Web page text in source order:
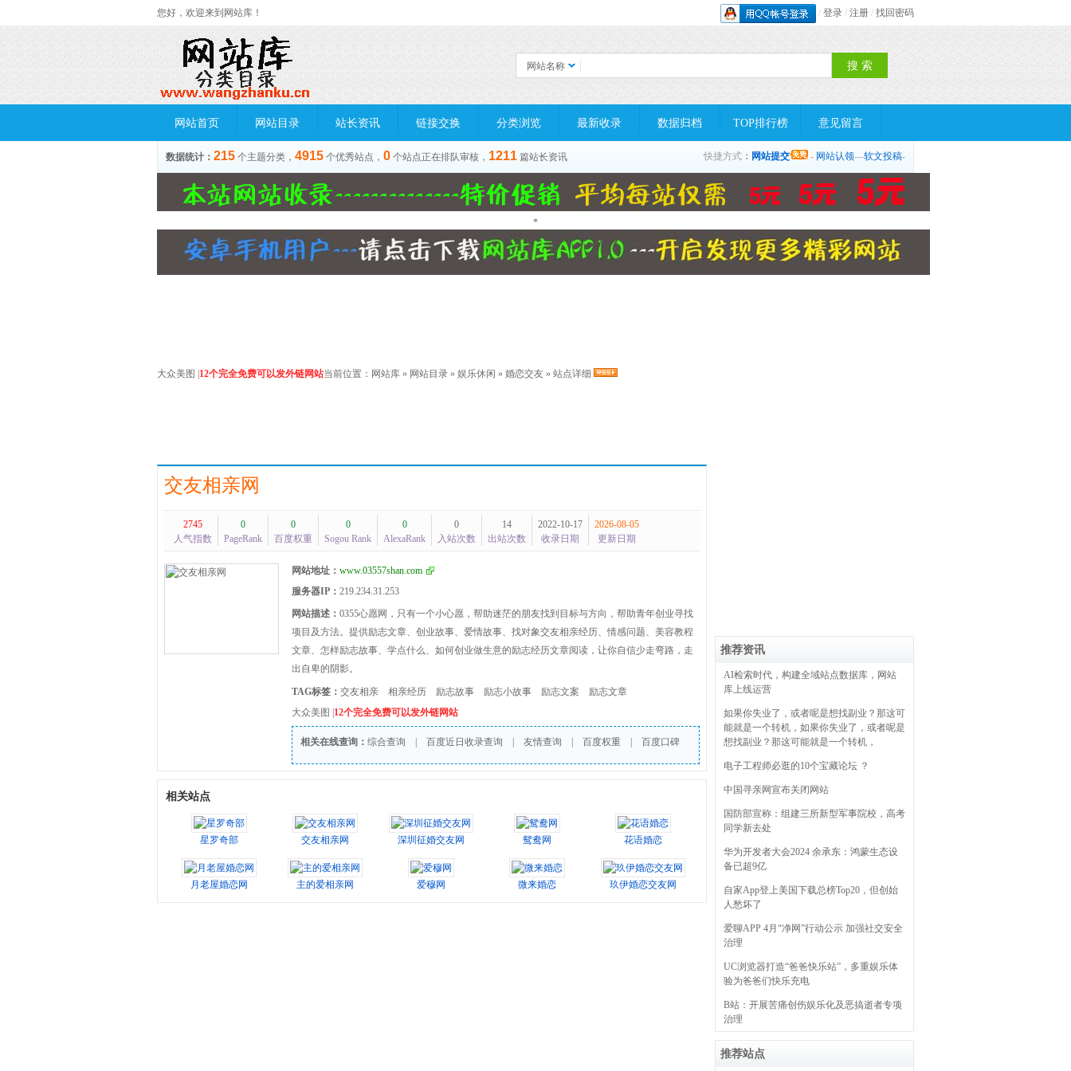
您好，欢迎来到网站库！ / 登录 / 注册 / 找回密码
网站名称
网站首页 网站目录 站长资讯 链接交换 分类浏览 最新收录 数据归档 TOP排行榜 意见留言
数据统计： 215 个主题分类， 4915 个优秀站点， 0 个站点正在排队审核， 1211 篇站长资讯 快捷方式 ： 网站提交 - 网站认领—软文投稿-
*
大众美图 12个完全免费可以发外链网站当前位置： 网站库 » 网站目录 » 娱乐休闲 » 婚恋交友 » 站点详细
交友相亲网
2745
人气指数
0
PageRank
0
百度权重
0
Sogou Rank
0
AlexaRank
0
入站次数
14
出站次数
2022-10-17
收录日期
2026-08-05
更新日期
网站地址： www.03557shan.com
服务器IP： 219.234.31.253
网站描述： 0355心愿网，只有一个小心愿，帮助迷茫的朋友找到目标与方向，帮助青年创业寻找
项目及方法。提供励志文章、创业故事、爱情故事、找对象交友相亲经历、情感问题、美容教程
文章、怎样励志故事、学点什么、如何创业做生意的励志经历文章阅读，让你自信少走弯路，走
出自卑的阴影。
TAG标签： 交友相亲 相亲经历 励志故事 励志小故事 励志文案
励志文章
大众美图 12个完全免费可以发外链网站
相关在线查询： 综合查询 百度近日收录查询 友情查询 百度权重 百度口碑
相关站点
星罗奇部 交友相亲网 深圳征婚交友网 鸳鸯网 花语婚恋
月老屋婚恋网 主的爱相亲网 爱穆网 微来婚恋 玖伊婚恋交友网
推荐资讯
AI检索时代，构建全域站点数据库，网站
库上线运营
如果你失业了，或者呢是想找副业？那这可
能就是一个转机，如果你失业了，或者呢是
想找副业？那这可能就是一个转机，
电子工程师必逛的10个宝藏论坛 ？
中国寻亲网宣布关闭网站
国防部宣称：组建三所新型军事院校，高考
同学新去处
华为开发者大会2024 余承东：鸿蒙生态设
备已超9亿
自家App登上美国下载总榜Top20，但创始
人愁坏了
爱聊APP 4月“净网”行动公示 加强社交安全
治理
UC浏览器打造“爸爸快乐站”，多重娱乐体
验为爸爸们快乐充电
B站：开展苦痛创伤娱乐化及恶搞逝者专项
治理
推荐站点